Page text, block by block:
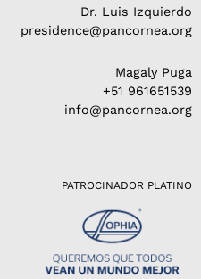
Dr. Luis Izquierdo
presidence@pancornea.org
Magaly Puga
+51 961651539
info@pancornea.org
PATROCINADOR PLATINO